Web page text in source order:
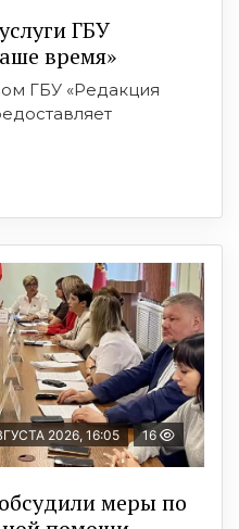
ГБУ
время»
ГБУ «Редакция
2026, 16:05 16
меры по